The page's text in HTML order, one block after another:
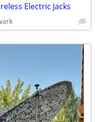
Electric Jacks